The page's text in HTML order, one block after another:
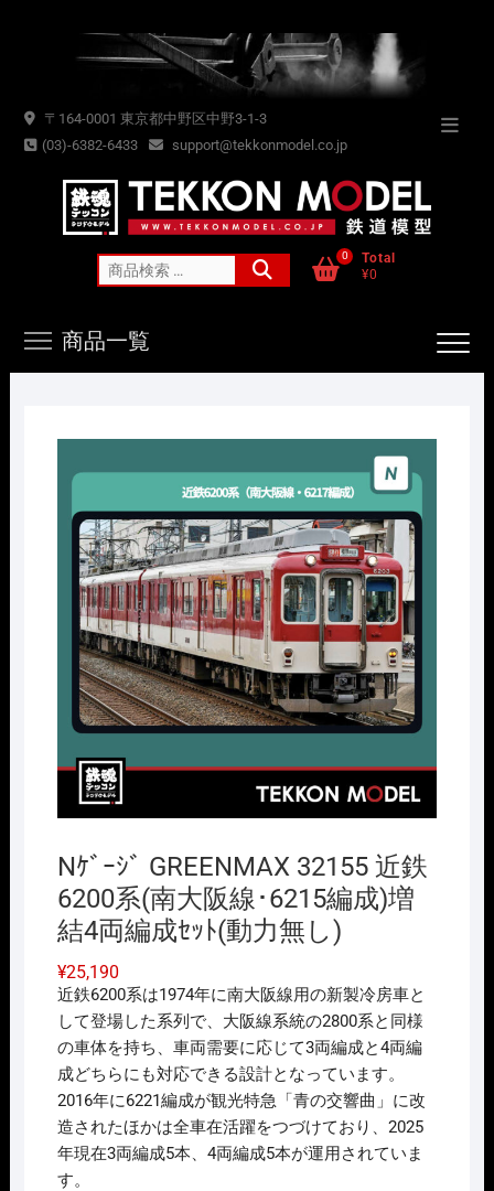
〒164-0001 東京都中野区中野3-1-3
(03)-6382-6433
support@tekkonmodel.co.jp
索
0
Total
¥0
商品一覧
Nｹﾞｰｼﾞ GREENMAX 32155 近鉄
6200系(南大阪線･6215編成)増
結4両編成ｾｯﾄ(動力無し)
¥25,190
近鉄6200系は1974年に南大阪線用の新製冷房車と
して登場した系列で、大阪線系統の2800系と同様
の車体を持ち、車両需要に応じて3両編成と4両編
成どちらにも対応できる設計となっています。
2016年に6221編成が観光特急「青の交響曲」に改
造されたほかは全車在活躍をつづけており、2025
年現在3両編成5本、4両編成5本が運用されていま
す。